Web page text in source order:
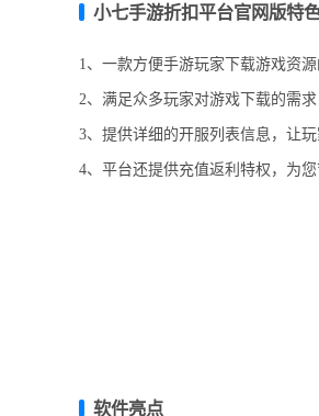
小七手游折扣平台官网版特
1、一款方便手游玩家下载游戏资
2、满足众多玩家对游戏下载的需
3、提供详细的开服列表信息，让
4、平台还提供充值返利特权，为
软件亮点